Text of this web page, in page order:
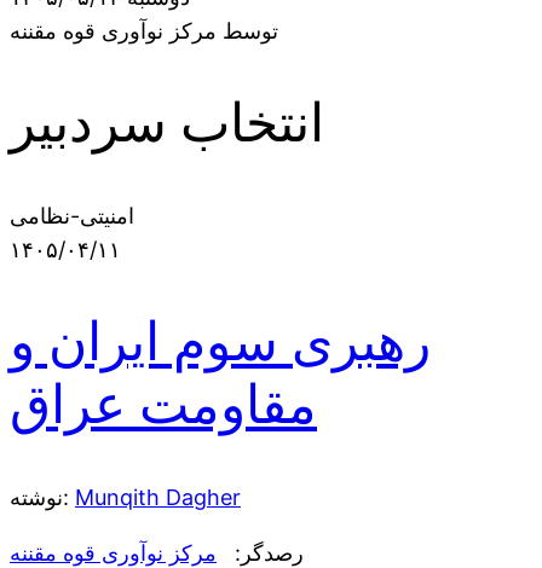
توسط مرکز نوآوری قوه مقننه
انتخاب سردبیر
امنیتی-نظامی
۱۴۰۵/۰۴/۱۱
رهبری سوم ایران و
مقاومت عراق
نوشته: Munqith Dagher
رصدگر: مرکز نوآوری قوه مقننه